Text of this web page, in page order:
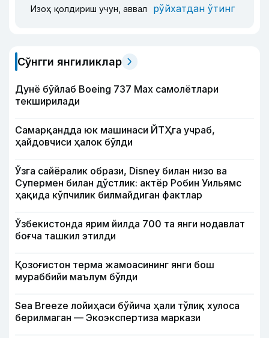
Изоҳ қолдириш учун, аввал рўйхатдан ўтинг
Сўнгги янгиликлар
Дунё бўйлаб Boeing 737 Мах самолётлари
текширилади
Самарқандда юк машинаси ЙТҲга учраб,
ҳайдовчиси ҳалок бўлди
Ўзга сайёралик образи, Disney билан низо ва
Супермен билан дўстлик: актёр Робин Уильямс
ҳақида кўпчилик билмайдиган фактлар
Ўзбекистонда ярим йилда 700 та янги нодавлат
боғча ташкил этилди
Қозоғистон терма жамоасининг янги бош
мураббийи маълум бўлди
Sea Breeze лойиҳаси бўйича ҳали тўлиқ хулоса
берилмаган — Экоэкспертиза маркази